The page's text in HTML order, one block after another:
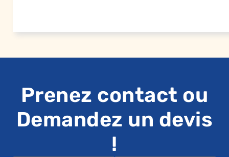
Prenez contact ou
Demandez un devis
!